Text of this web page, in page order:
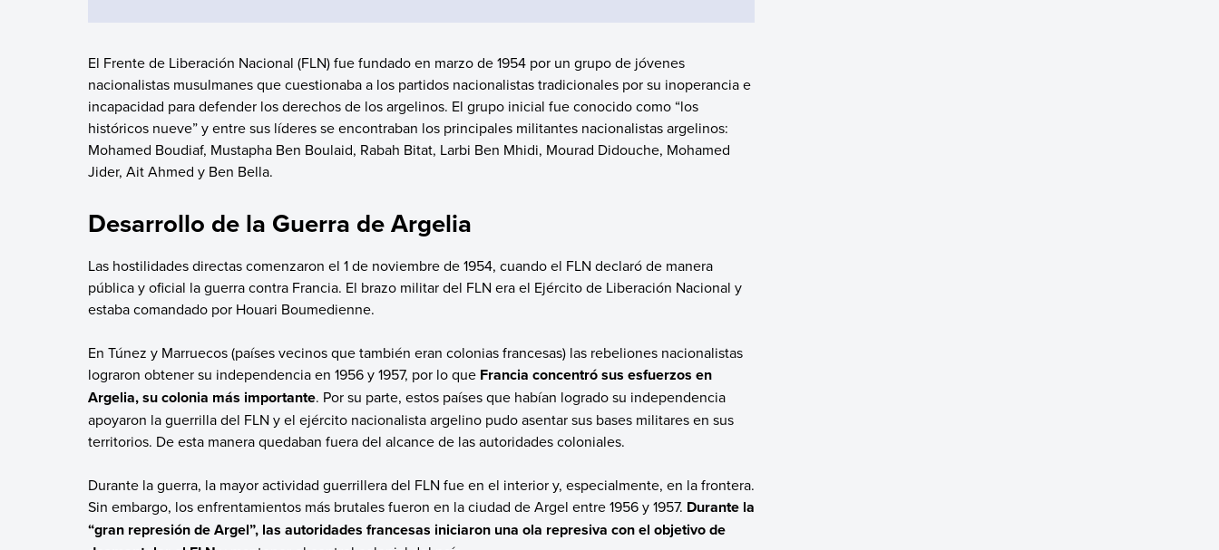
El Frente de Liberación Nacional (FLN) fue fundado en marzo de 1954 por un grupo de jóvenes
nacionalistas musulmanes que cuestionaba a los partidos nacionalistas tradicionales por su inoperancia e
incapacidad para defender los derechos de los argelinos. El grupo inicial fue conocido como “los
históricos nueve” y entre sus líderes se encontraban los principales militantes nacionalistas argelinos:
Mohamed Boudiaf, Mustapha Ben Boulaid, Rabah Bitat, Larbi Ben Mhidi, Mourad Didouche, Mohamed
Jider, Ait Ahmed y Ben Bella.
Desarrollo de la Guerra de Argelia
Las hostilidades directas comenzaron el 1 de noviembre de 1954, cuando el FLN declaró de manera
pública y oficial la guerra contra Francia. El brazo militar del FLN era el Ejército de Liberación Nacional y
estaba comandado por Houari Boumedienne.
En Túnez y Marruecos (países vecinos que también eran colonias francesas) las rebeliones nacionalistas
lograron obtener su independencia en 1956 y 1957, por lo que Francia concentró sus esfuerzos en
Argelia, su colonia más importante. Por su parte, estos países que habían logrado su independencia
apoyaron la guerrilla del FLN y el ejército nacionalista argelino pudo asentar sus bases militares en sus
territorios. De esta manera quedaban fuera del alcance de las autoridades coloniales.
Durante la guerra, la mayor actividad guerrillera del FLN fue en el interior y, especialmente, en la frontera.
Sin embargo, los enfrentamientos más brutales fueron en la ciudad de Argel entre 1956 y 1957. Durante la
“gran represión de Argel”, las autoridades francesas iniciaron una ola represiva con el objetivo de